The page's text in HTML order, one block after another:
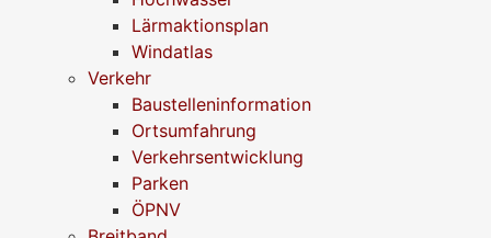
Lärmaktionsplan
Windatlas
Verkehr
Baustelleninformation
Ortsumfahrung
Verkehrsentwicklung
Parken
ÖPNV